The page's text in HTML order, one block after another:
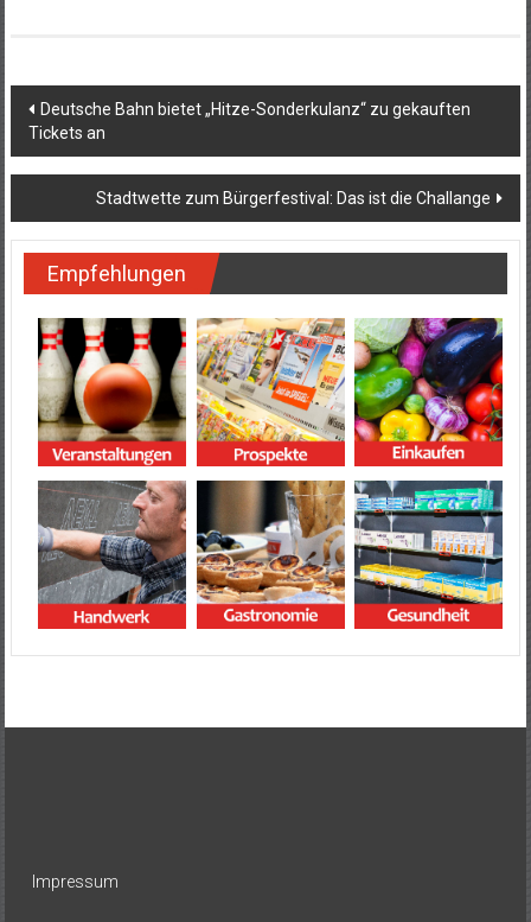
Beitragsnavigation
Deutsche Bahn bietet „Hitze-Sonderkulanz“ zu gekauften
Tickets an
Stadtwette zum Bürgerfestival: Das ist die Challange
Empfehlungen
Impressum